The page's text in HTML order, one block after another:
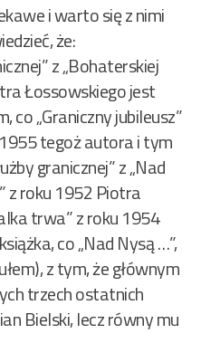
i warto się z nimi
że:
z „Bohaterskiej
Łossowskiego jest
„Graniczny jubileusz”
tegoż autora i tym
granicznej” z „Nad
z roku 1952 Piotra
trwa” z roku 1954
co „Nad Nysą …”,
z tym, że głównym
trzech ostatnich
Bielski, lecz równy mu